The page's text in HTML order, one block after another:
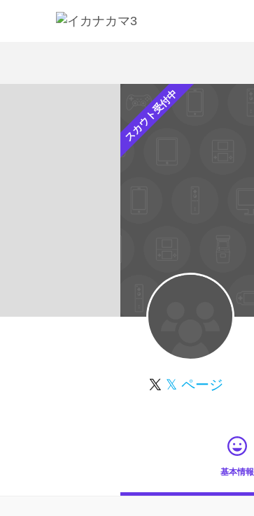
スカウト受付中
𝕏 ページ
基本情報